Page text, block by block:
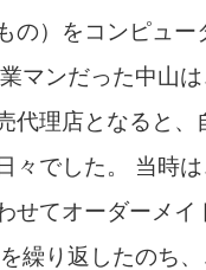
の）をコンピュ
マンだった中山
代理店となると
々でした。 当時
せてオーダーメ
繰り返したのち